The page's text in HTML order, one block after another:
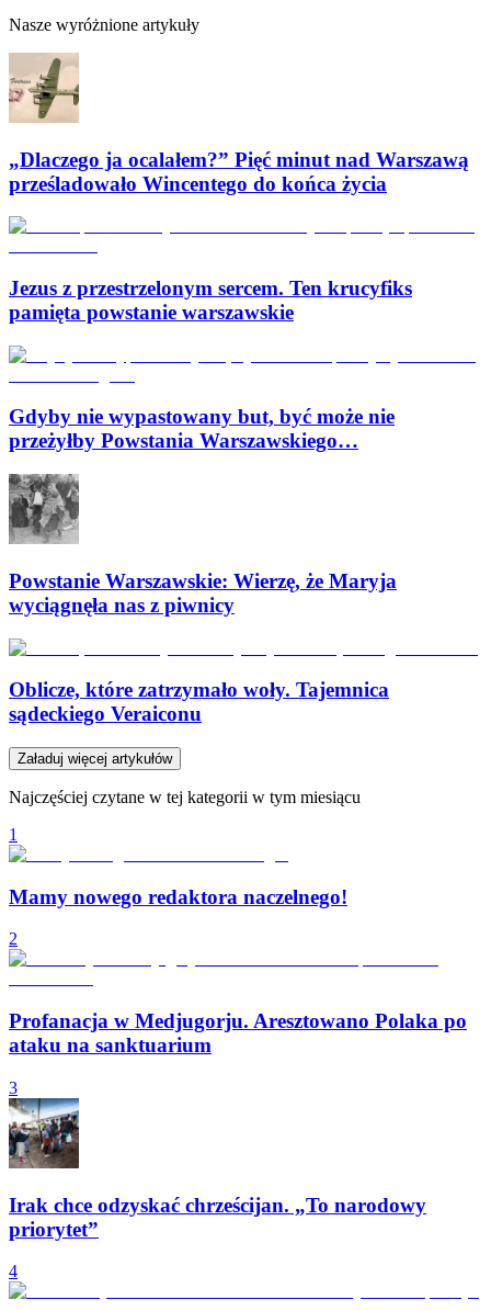
Nasze wyróżnione artykuły
„Dlaczego ja ocalałem?” Pięć minut nad Warszawą
prześladowało Wincentego do końca życia
Jezus z przestrzelonym sercem. Ten krucyfiks
pamięta powstanie warszawskie
Gdyby nie wypastowany but, być może nie
przeżyłby Powstania Warszawskiego…
Powstanie Warszawskie: Wierzę, że Maryja
wyciągnęła nas z piwnicy
Oblicze, które zatrzymało woły. Tajemnica
sądeckiego Veraiconu
Załaduj więcej artykułów
Najczęściej czytane w tej kategorii w tym miesiącu
1
Mamy nowego redaktora naczelnego!
2
Profanacja w Medjugorju. Aresztowano Polaka po
ataku na sanktuarium
3
Irak chce odzyskać chrześcijan. „To narodowy
priorytet”
4